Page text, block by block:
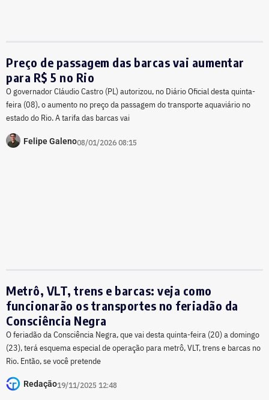
Preço de passagem das barcas vai aumentar
para R$ 5 no Rio
O governador Cláudio Castro (PL) autorizou, no Diário Oficial desta quinta-
feira (08), o aumento no preço da passagem do transporte aquaviário no
estado do Rio. A tarifa das barcas vai
Felipe Galeno08/01/2026 08:15
Metrô, VLT, trens e barcas: veja como
funcionarão os transportes no feriadão da
Consciência Negra
O feriadão da Consciência Negra, que vai desta quinta-feira (20) a domingo
(23), terá esquema especial de operação para metrô, VLT, trens e barcas no
Rio. Então, se você pretende
Redação19/11/2025 12:48